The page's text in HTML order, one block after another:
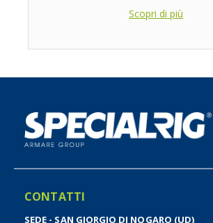
Scopri di più
CONTATTI
SEDE - SAN GIORGIO DI NOGARO (UD)